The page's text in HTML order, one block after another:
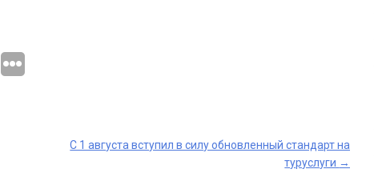
С 1 августа вступил в силу обновленный стандарт на
туруслуги →